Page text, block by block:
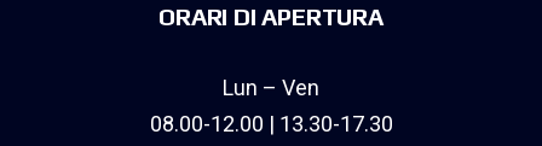
ORARI DI APERTURA
Lun – Ven
08.00-12.00 | 13.30-17.30